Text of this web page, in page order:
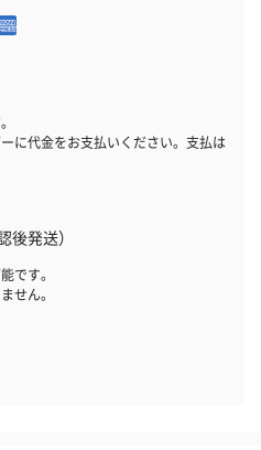
に代金をお支払いください。支払は
後発送）
です。
せん。